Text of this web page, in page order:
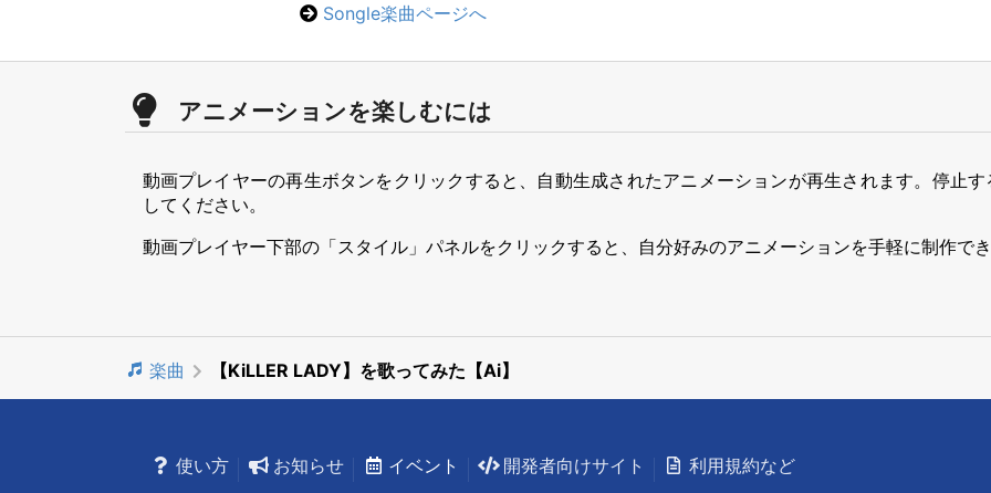
Songle楽曲ページへ
アニメーションを楽しむには
動画プレイヤーの再生ボタンをクリックすると、自動生成されたアニメーションが再生されます。停止
してください。
動画プレイヤー下部の「スタイル」パネルをクリックすると、自分好みのアニメーションを手軽に制作でき
楽曲 【KiLLER LADY】を歌ってみた【Ai】
使い方 お知らせ イベント 開発者向けサイト 利用規約など